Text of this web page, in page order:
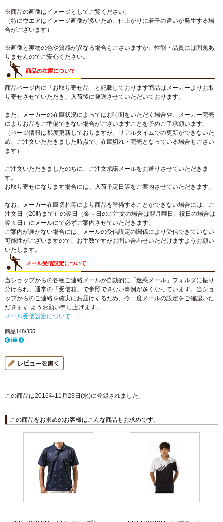
※商品の画像はイメージとしてご覧ください。
（特にウエアはイメージ画像が多いため、仕上がりに若干の違いが発生する場
合がございます）
※画像と実物の色や質感が異なる場合もございますが、性能・品質には問題あ
りませんのでご安心ください。
商品の在庫について
商品ページ内に「お取り寄せ品」と記載しております商品はメーカーよりお取
り寄せさせていただき、入荷後に発送させていただいております。
また、メーカーの在庫状況によってはお時間をいただく場合や、メーカー完売
によりお品をご準備できない場合がございますことを予めご了承願います。
（ページ情報は都度更新しておりますが、リアルタイムでの更新ができないた
め、ご注文いただきました時点で、在庫切れ・完売となっている場合もござい
ます）
ご注文いただきましたのちに、ご注文承諾メールをお送りさせていただきま
す。
お取り寄せになります場合には、入荷予定日等をご案内させていただきます。
なお、メーカー在庫切れ等により商品を準備することができない場合には、ご
注文日（20時まで）の翌日（金～日のご注文の場合は翌月曜日、祝日の場合は
翌々日）にメールにて必ずご案内させていただきます。
ご案内が届かない場合には、メールの受信設定の関係により受信できていない
可能性がございますので、お手数ですがお問い合わせいただけますようお願い
いたします。
メール受信設定について
当ショップからの各種ご連絡メールが自動的に「迷惑メール」フォルダに振り
分けられ、通常の「受信箱」で参照できない事例が多くなっています。当ショ
ップからのご連絡を確実にお届けするため、今一度メールの設定をご確認いた
だきます ようお願い申し上げます。
メール受信設定について
商品148/355
この商品は2016年11月23日(水)に登録されました。
この商品をお求めのお客様はこんな商品もお求めです。